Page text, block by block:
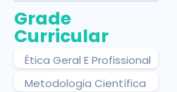
Grade
Curricular
Ética Geral E Profissional
Metodologia Científica